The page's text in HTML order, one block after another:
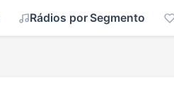
Rádios por Segmento